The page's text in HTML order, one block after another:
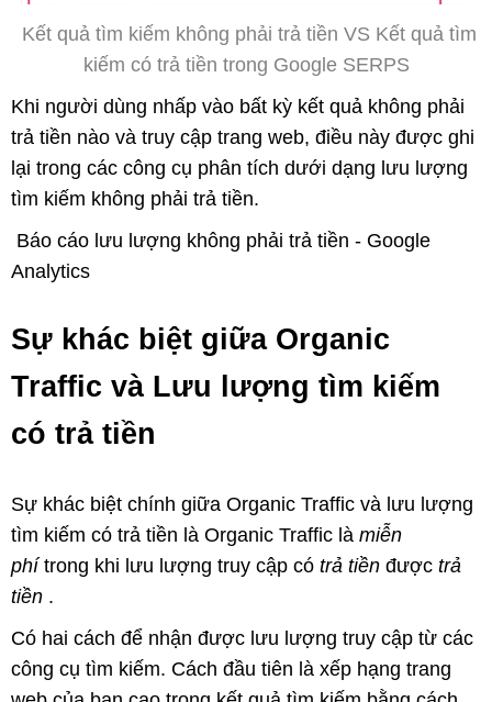
Kết quả tìm kiếm không phải trả tiền VS Kết quả tìm
kiếm có trả tiền trong Google SERPS
Khi người dùng nhấp vào bất kỳ kết quả không phải
trả tiền nào và truy cập trang web, điều này được ghi
lại trong các công cụ phân tích dưới dạng lưu lượng
tìm kiếm không phải trả tiền.
Báo cáo lưu lượng không phải trả tiền - Google
Analytics
Sự khác biệt giữa Organic
Traffic và Lưu lượng tìm kiếm
có trả tiền
Sự khác biệt chính giữa Organic Traffic và lưu lượng
tìm kiếm có trả tiền là Organic Traffic là miễn
phítrong khi lưu lượng truy cập có trả tiền được trả
tiền .
Có hai cách để nhận được lưu lượng truy cập từ các
công cụ tìm kiếm. Cách đầu tiên là xếp hạng trang